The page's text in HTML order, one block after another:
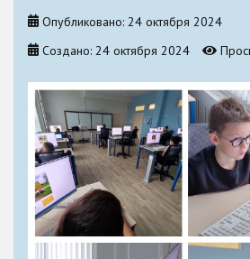
Опубликовано: 24 октября 2024
Создано: 24 октября 2024